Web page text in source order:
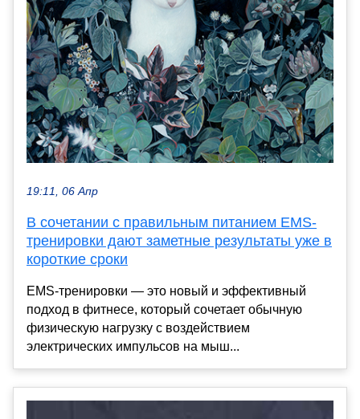
19:11, 06 Апр
В сочетании с правильным питанием EMS-
тренировки дают заметные результаты уже в
короткие сроки
EMS-тренировки — это новый и эффективный
подход в фитнесе, который сочетает обычную
физическую нагрузку с воздействием
электрических импульсов на мыш...